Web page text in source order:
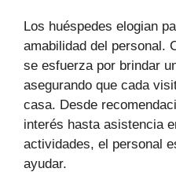
Los huéspedes elogian
amabilidad del personal.
se esfuerza por brindar
asegurando que cada
casa. Desde
interés hasta asistencia
actividades, el personal
ayudar.